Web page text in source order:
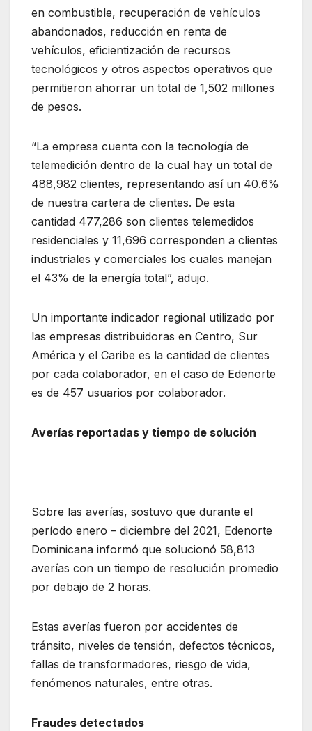
en combustible, recuperación de vehículos
abandonados, reducción en renta de
vehículos, eficientización de recursos
tecnológicos y otros aspectos operativos que
permitieron ahorrar un total de 1,502 millones
de pesos.
“La empresa cuenta con la tecnología de
telemedición dentro de la cual hay un total de
488,982 clientes, representando así un 40.6%
de nuestra cartera de clientes. De esta
cantidad 477,286 son clientes telemedidos
residenciales y 11,696 corresponden a clientes
industriales y comerciales los cuales manejan
el 43% de la energía total”, adujo.
Un importante indicador regional utilizado por
las empresas distribuidoras en Centro, Sur
América y el Caribe es la cantidad de clientes
por cada colaborador, en el caso de Edenorte
es de 457 usuarios por colaborador.
Averías reportadas y tiempo de solución
Sobre las averías, sostuvo que durante el
período enero – diciembre del 2021, Edenorte
Dominicana informó que solucionó 58,813
averías con un tiempo de resolución promedio
por debajo de 2 horas.
Estas averías fueron por accidentes de
tránsito, niveles de tensión, defectos técnicos,
fallas de transformadores, riesgo de vida,
fenómenos naturales, entre otras.
Fraudes detectados